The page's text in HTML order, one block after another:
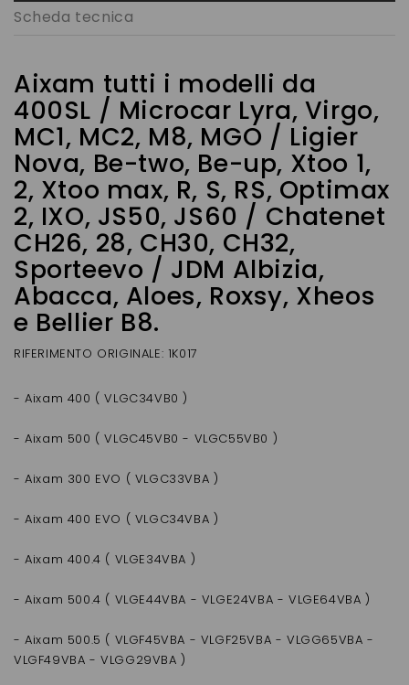
Scheda tecnica
Aixam tutti i modelli da
400SL / Microcar Lyra, Virgo,
MC1, MC2, M8, MGO / Ligier
Nova, Be-two, Be-up, Xtoo 1,
2, Xtoo max, R, S, RS, Optimax
2, IXO, JS50, JS60 / Chatenet
CH26, 28, CH30, CH32,
Sporteevo / JDM Albizia,
Abacca, Aloes, Roxsy, Xheos
e Bellier B8.
RIFERIMENTO ORIGINALE: 1K017
- Aixam 400 ( VLGC34VB0 )
- Aixam 500 ( VLGC45VB0 - VLGC55VB0 )
- Aixam 300 EVO ( VLGC33VBA )
- Aixam 400 EVO ( VLGC34VBA )
- Aixam 400.4 ( VLGE34VBA )
- Aixam 500.4 ( VLGE44VBA - VLGE24VBA - VLGE64VBA )
- Aixam 500.5 ( VLGF45VBA - VLGF25VBA - VLGG65VBA -
VLGF49VBA - VLGG29VBA )